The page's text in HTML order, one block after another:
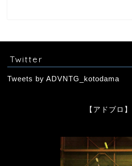
Twitter
Tweets by ADVNTG_kotodama
【アドブロ】